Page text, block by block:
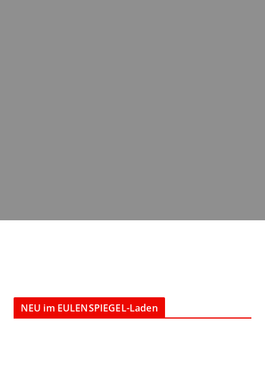
NEU im EULENSPIEGEL-Laden